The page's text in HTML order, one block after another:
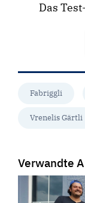
Das
Fabriggli
Vrenelis Gärtli
Verwandte